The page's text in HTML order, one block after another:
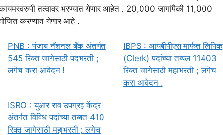
तत्वावर भरण्यात येणार आहेत . 20,000 जागांपैकी 11,000
करण्यात येणार आहे .
PNB : पंजाब नॅशनल बँक अंतर्गत
545 रिक्त जागेसाठी पदभरती ;
लगेच करा आवेदन !
IBPS : आयबीपीएस मार्फत लिपिक
(Clerk) पदांच्या तब्बल 11403
रिक्त जागेसाठी महाभरती ; लगेच
करा आवेदन .
ISRO : युआर राव उपग्रह केंद्र
अंतर्गत विविध पदांच्या तब्बत 410
रिक्त जागेसाठी महाभरती ; लगेच